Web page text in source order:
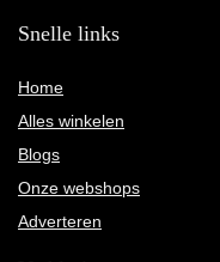
Snelle links
Home
Alles winkelen
Blogs
Onze webshops
Adverteren